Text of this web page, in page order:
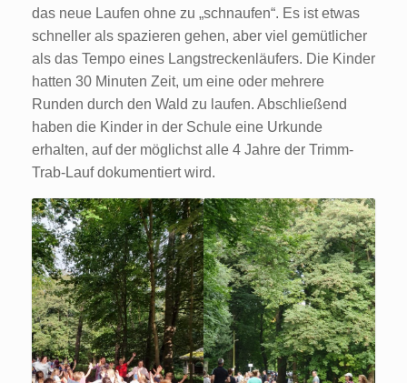
das neue Laufen ohne zu „schnaufen“. Es ist etwas
schneller als spazieren gehen, aber viel gemütlicher
als das Tempo eines Langstreckenläufers. Die Kinder
hatten 30 Minuten Zeit, um eine oder mehrere
Runden durch den Wald zu laufen. Abschließend
haben die Kinder in der Schule eine Urkunde
erhalten, auf der möglichst alle 4 Jahre der Trimm-
Trab-Lauf dokumentiert wird.